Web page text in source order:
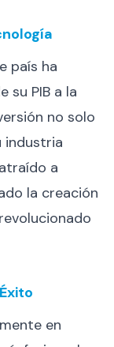
país ha
su PIB a la
no solo
industria
a
la creación
en